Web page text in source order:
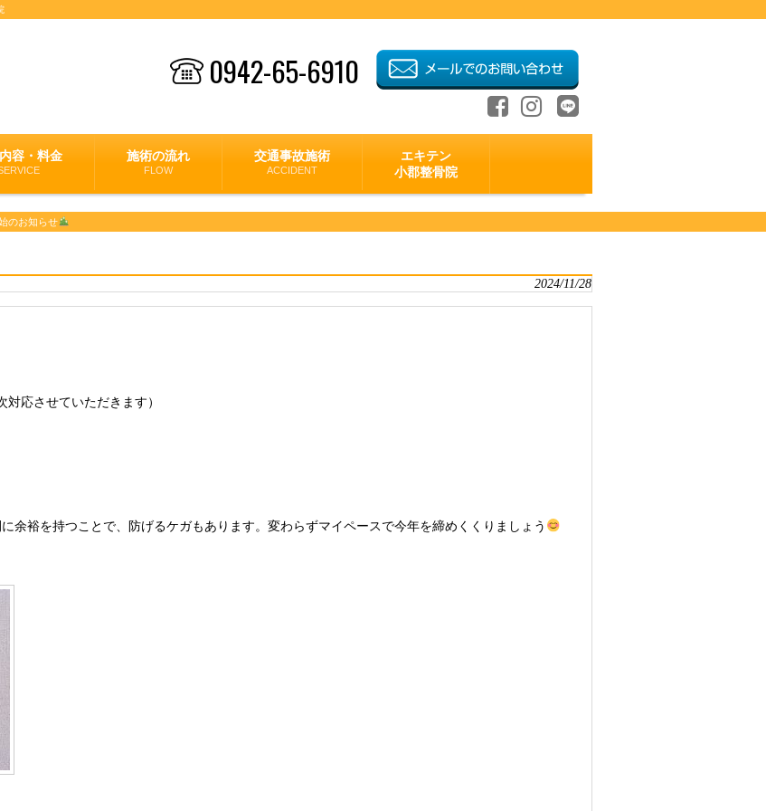
0942-65-6910
容・料金 施術の流れ
FLOW
交通事故施術
ACCIDENT
エキテン
小郡整骨院
のお知らせ
2024/11/28
応させていただきます）
余裕を持つことで、防げるケガもあります。変わらずマイペースで今年を締めくくりましょう